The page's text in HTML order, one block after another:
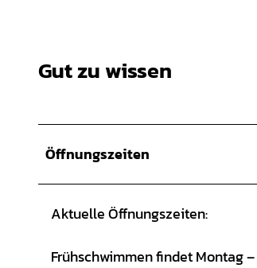
Gut zu wissen
Öffnungszeiten
Aktuelle Öffnungszeiten:
Frühschwimmen findet Montag